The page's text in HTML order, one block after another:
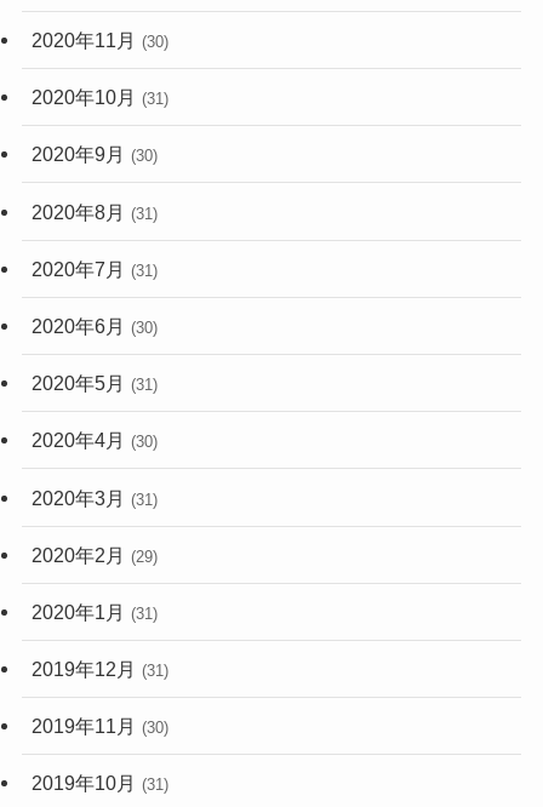
2020年11月 (30)
2020年10月 (31)
2020年9月 (30)
2020年8月 (31)
2020年7月 (31)
2020年6月 (30)
2020年5月 (31)
2020年4月 (30)
2020年3月 (31)
2020年2月 (29)
2020年1月 (31)
2019年12月 (31)
2019年11月 (30)
2019年10月 (31)